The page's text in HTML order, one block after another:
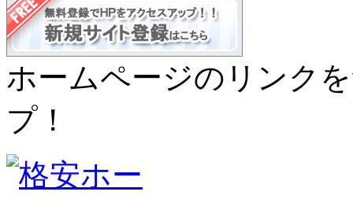
ホームページのリンク
プ！